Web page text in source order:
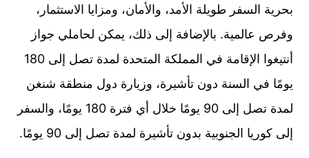
بحرية السفر طويلة الأمد، والأمان، ومزايا الاستثمار،
وفرص عالمية. بالإضافة إلى ذلك، يمكن لحاملي جواز
أنتيغوا الإقامة في المملكة المتحدة لمدة تصل إلى 180
يومًا في السنة دون تأشيرة، وزيارة دول منطقة شنغن
لمدة تصل إلى 90 يومًا خلال أي فترة 180 يومًا، والسفر
إلى كوريا الجنوبية بدون تأشيرة لمدة تصل إلى 90 يومًا.